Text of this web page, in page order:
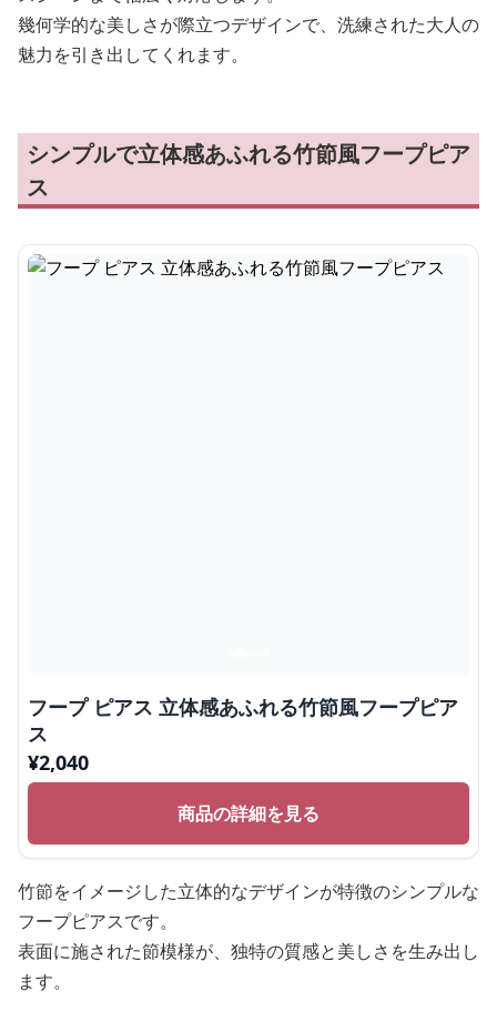
幾何学的な美しさが際立つデザインで、洗練された大人の
魅力を引き出してくれます。
シンプルで立体感あふれる竹節風フープピア
ス
フープ ピアス 立体感あふれる竹節風フープピア
ス
¥2,040
商品の詳細を見る
竹節をイメージした立体的なデザインが特徴のシンプルな
フープピアスです。
表面に施された節模様が、独特の質感と美しさを生み出し
ます。